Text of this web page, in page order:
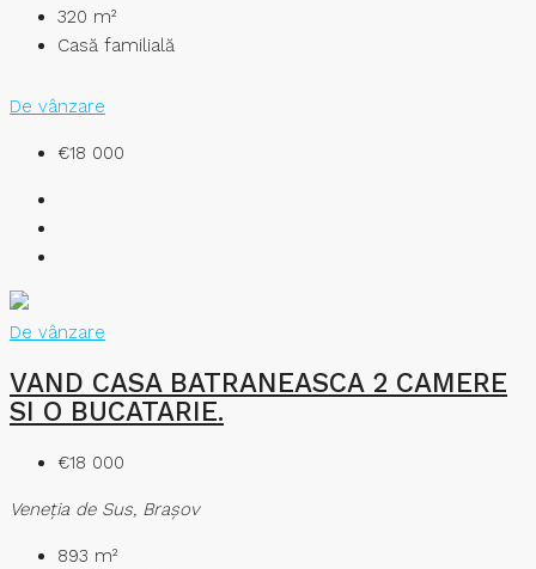
320 m²
Casă familială
De vânzare
€18 000
De vânzare
VAND CASA BATRANEASCA 2 CAMERE
SI O BUCATARIE.
€18 000
Veneţia de Sus, Brașov
893 m²